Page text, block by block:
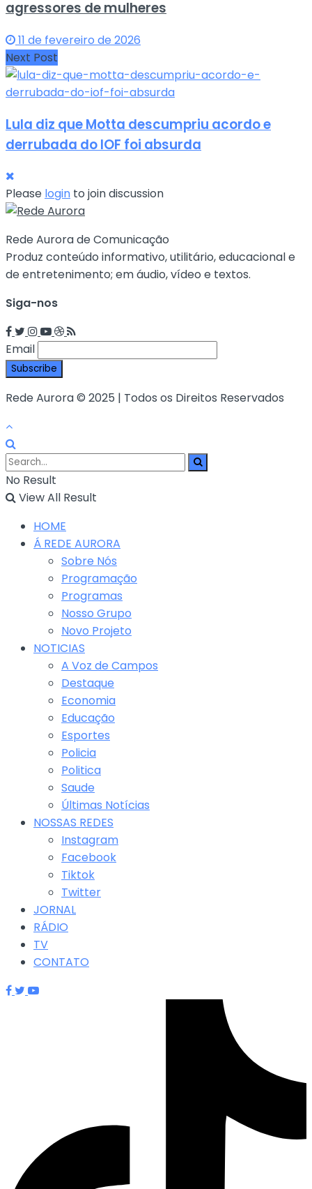
agressores de mulheres
11 de fevereiro de 2026
Next Post
Lula diz que Motta descumpriu acordo e
derrubada do IOF foi absurda
Please login to join discussion
Rede Aurora de Comunicação
Produz conteúdo informativo, utilitário, educacional e
de entretenimento; em áudio, vídeo e textos.
Siga-nos
Email
Rede Aurora © 2025 | Todos os Direitos Reservados
No Result
View All Result
HOME
Á REDE AURORA
Sobre Nós
Programação
Programas
Nosso Grupo
Novo Projeto
NOTICIAS
A Voz de Campos
Destaque
Economia
Educação
Esportes
Policia
Politica
Saude
Últimas Notícias
NOSSAS REDES
Instagram
Facebook
Tiktok
Twitter
JORNAL
RÁDIO
TV
CONTATO